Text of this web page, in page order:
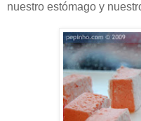
nuestro estómago y